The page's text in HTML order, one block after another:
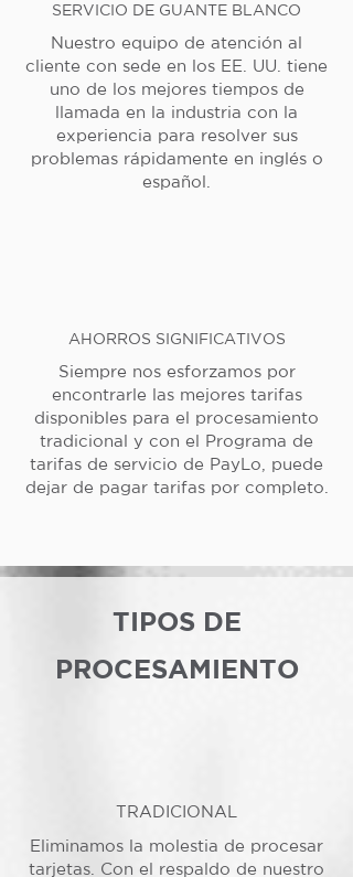
SERVICIO DE GUANTE BLANCO
Nuestro equipo de atención al
cliente con sede en los EE. UU. tiene
uno de los mejores tiempos de
llamada en la industria con la
experiencia para resolver sus
problemas rápidamente en inglés o
español.
AHORROS SIGNIFICATIVOS
Siempre nos esforzamos por
encontrarle las mejores tarifas
disponibles para el procesamiento
tradicional y con el Programa de
tarifas de servicio de PayLo, puede
dejar de pagar tarifas por completo.
TIPOS DE
PROCESAMIENTO
TRADICIONAL
Eliminamos la molestia de procesar
tarjetas. Con el respaldo de nuestro